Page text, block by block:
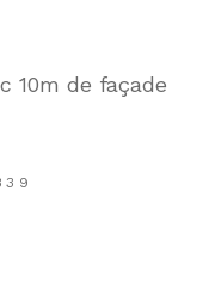
10m de façade